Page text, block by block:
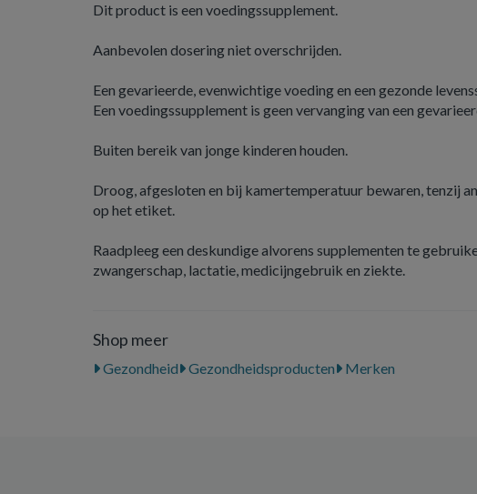
Dit product is een voedingssupplement.
Aanbevolen dosering niet overschrijden.
Een gevarieerde, evenwichtige voeding en een gezonde
Een voedingssupplement is geen vervanging van een
Buiten bereik van jonge kinderen houden.
Droog, afgesloten en bij kamertemperatuur bewaren, tenzij
op het etiket.
Raadpleeg een deskundige alvorens supplementen te
zwangerschap, lactatie, medicijngebruik en ziekte.
Shop meer
Gezondheid Gezondheidsproducten Merken